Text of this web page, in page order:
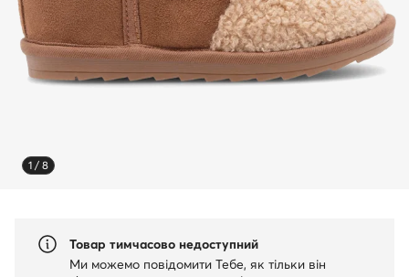
1 / 8
Товар тимчасово недоступний
Ми можемо повідомити Тебе, як тільки він